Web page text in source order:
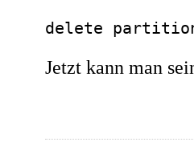
delete
Jetzt kann man